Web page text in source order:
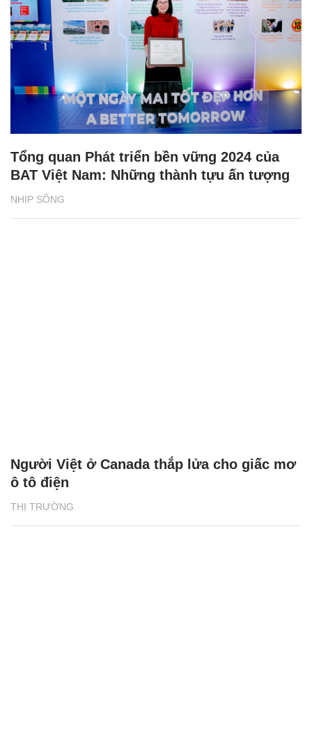
NHỊP SỐNG
Tổng quan Phát triển bền vững 2024 của
BAT Việt Nam: Những thành tựu ấn tượng
THỊ TRƯỜNG
Người Việt ở Canada thắp lửa cho giấc mơ
ô tô điện